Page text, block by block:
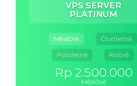
VPS SERVER
PLATINUM
Měsíčně Čtvrtletně
Pololetně Ročně
Rp 2.500.000
Měsíčně